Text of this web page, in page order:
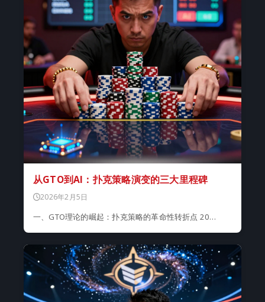
从GTO到AI：扑克策略演变的三大里程碑
2026年2月5日
一、GTO理论的崛起：扑克策略的革命性转折点 20…